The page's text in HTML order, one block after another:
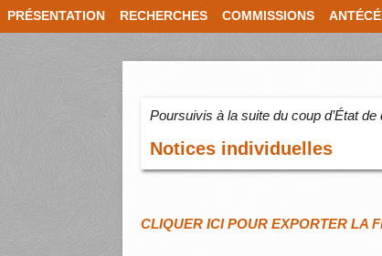
PRÉSENTATION RECHERCHES COMMISSIONS
Poursuivis à la suite du coup d’État
Notices individuelles
CLIQUER ICI POUR EXPORTER LA